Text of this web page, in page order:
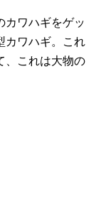
カワハギをゲッ
カワハギ。これ
、これは大物の